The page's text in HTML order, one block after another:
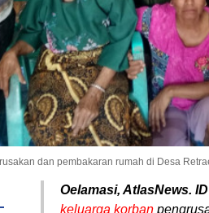
dan pembakaran rumah di Desa
Oelamasi, AtlasNews.
keluarga korban